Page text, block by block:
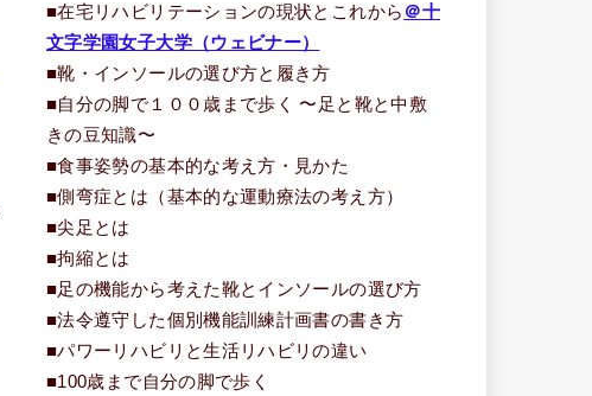
■在宅リハビリテーションの現状とこれから ＠十
文字学園女子大学（ウェビナー）
■靴・インソールの選び方と履き方
■自分の脚で１００歳まで歩く 〜足と靴と中敷
きの豆知識〜
■食事姿勢の基本的な考え方・見かた
■側弯症とは（基本的な運動療法の考え方）
■尖足とは
■拘縮とは
■足の機能から考えた靴とインソールの選び方
■法令遵守した個別機能訓練計画書の書き方
■パワーリハビリと生活リハビリの違い
■100歳まで自分の脚で歩く